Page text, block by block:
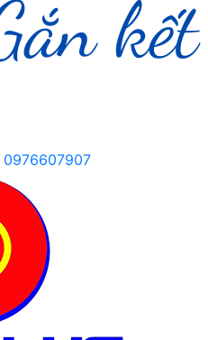
0976607907